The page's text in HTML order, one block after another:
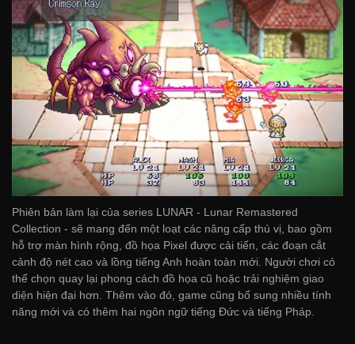
Phiên bản làm lại của series LUNAR - Lunar Remastered
Collection - sẽ mang đến một loạt các nâng cấp thú vị, bao gồm
hỗ trợ màn hình rộng, đồ họa Pixel được cải tiến, các đoạn cắt
cảnh độ nét cao và lồng tiếng Anh hoàn toàn mới. Người chơi có
thể chọn quay lại phong cách đồ họa cũ hoặc trải nghiệm giao
diện hiện đại hơn. Thêm vào đó, game cũng bổ sung nhiều tính
năng mới và có thêm hai ngôn ngữ tiếng Đức và tiếng Pháp.